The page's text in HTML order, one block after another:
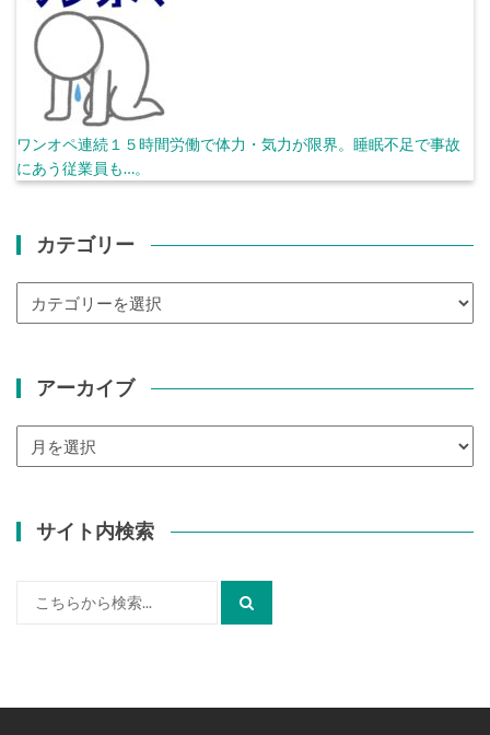
ワンオペ連続１５時間労働で体力・気力が限界。睡眠不足で事故
にあう従業員も…。
カテゴリー
アーカイブ
サイト内検索